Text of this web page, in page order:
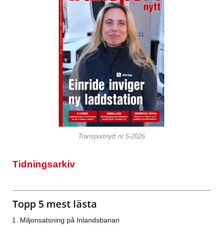
Transportnytt nr 5-2026
Tidningsarkiv
Topp 5 mest lästa
Miljonsatsning på Inlandsbanan